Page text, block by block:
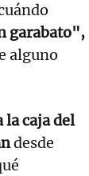
garabato",
alguno
la caja del
desde